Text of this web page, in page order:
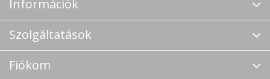
Információk
Szolgáltatások
Fiókom